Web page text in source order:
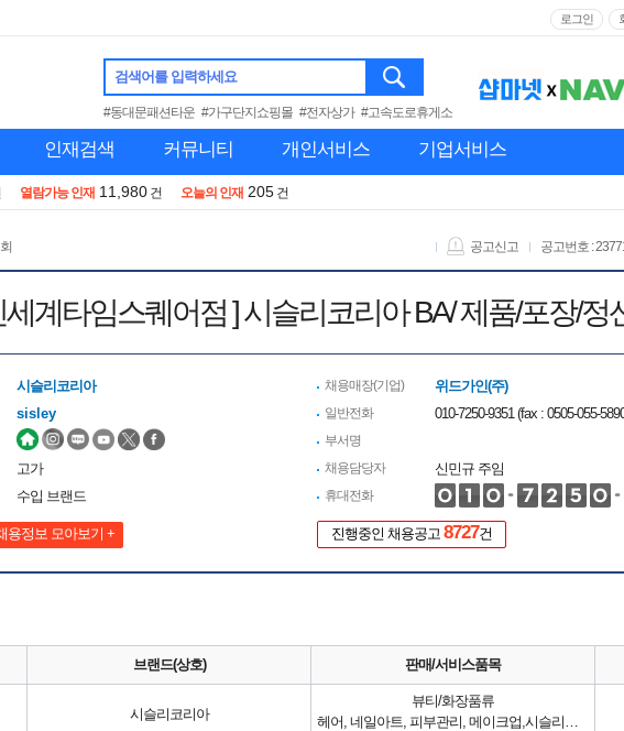
로그인
검색어를 입력하세요
#동대문패션타운 #가구단지쇼핑몰 #전자상가 #고속도로휴게소
인재검색 커뮤니티 개인서비스 기업서비스
열람가능 인재 11,980 건 오늘의 인재 205 건
공고번호 :
공고신고
계타임스퀘어점 ] 시슬리코리아 BA/ 제품/포장/정
시슬리코리아
sisley
고가
수입 브랜드
용정보 모아보기 +
채용매장(기업) 위드가인(주)
일반전화 010-7250-9351 (fax : 0505-055-
부서명
채용담당자
신민규 주임
휴대전화
진행중인 채용공고 8727건
브랜드(상호) 판매/서비스품목
시슬리코리아
뷰티/화장품류
헤어, 네일아트, 피부관리, 메이크업,시슬리코리아